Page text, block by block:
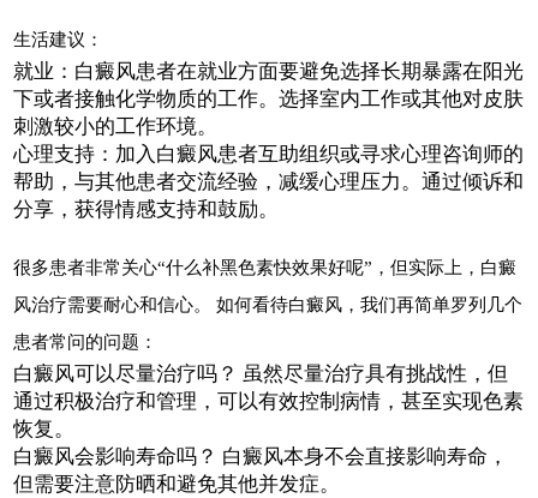
生活建议：
就业：白癜风患者在就业方面要避免选择长期暴露在阳光
下或者接触化学物质的工作。选择室内工作或其他对皮肤
刺激较小的工作环境。
心理支持：加入白癜风患者互助组织或寻求心理咨询师的
帮助，与其他患者交流经验，减缓心理压力。通过倾诉和
分享，获得情感支持和鼓励。
很多患者非常关心“什么补黑色素快效果好呢”，但实际上，白癜
风治疗需要耐心和信心。 如何看待白癜风，我们再简单罗列几个
患者常问的问题：
白癜风可以尽量治疗吗？ 虽然尽量治疗具有挑战性，但
通过积极治疗和管理，可以有效控制病情，甚至实现色素
恢复。
白癜风会影响寿命吗？ 白癜风本身不会直接影响寿命，
但需要注意防晒和避免其他并发症。